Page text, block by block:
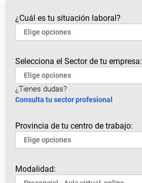
¿Cuál es tu situación laboral?
Selecciona el Sector de tu empresa:
¿Tienes dudas?
Consulta tu sector profesional
Provincia de tu centro de trabajo:
Modalidad: